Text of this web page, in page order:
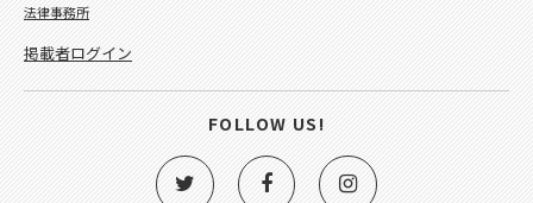
法律事務所
掲載者ログイン
FOLLOW US!